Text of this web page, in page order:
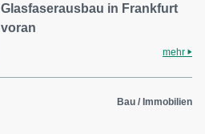
Glasfaserausbau in Frankfurt
voran
mehr
Bau / Immobilien